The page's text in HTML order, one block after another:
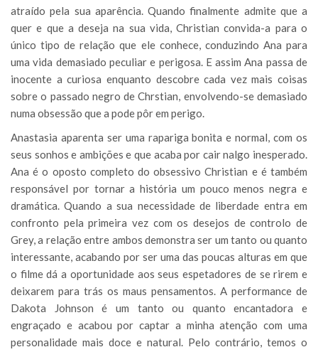
atraído pela sua aparência. Quando finalmente admite que a
quer e que a deseja na sua vida, Christian convida-a para o
único tipo de relação que ele conhece, conduzindo Ana para
uma vida demasiado peculiar e perigosa. E assim Ana passa de
inocente a curiosa enquanto descobre cada vez mais coisas
sobre o passado negro de Chrstian, envolvendo-se demasiado
numa obsessão que a pode pôr em perigo.
Anastasia aparenta ser uma rapariga bonita e normal, com os
seus sonhos e ambições e que acaba por cair nalgo inesperado.
Ana é o oposto completo do obsessivo Christian e é também
responsável por tornar a história um pouco menos negra e
dramática. Quando a sua necessidade de liberdade entra em
confronto pela primeira vez com os desejos de controlo de
Grey, a relação entre ambos demonstra ser um tanto ou quanto
interessante, acabando por ser uma das poucas alturas em que
o filme dá a oportunidade aos seus espetadores de se rirem e
deixarem para trás os maus pensamentos. A performance de
Dakota Johnson é um tanto ou quanto encantadora e
engraçado e acabou por captar a minha atenção com uma
personalidade mais doce e natural. Pelo contrário, temos o